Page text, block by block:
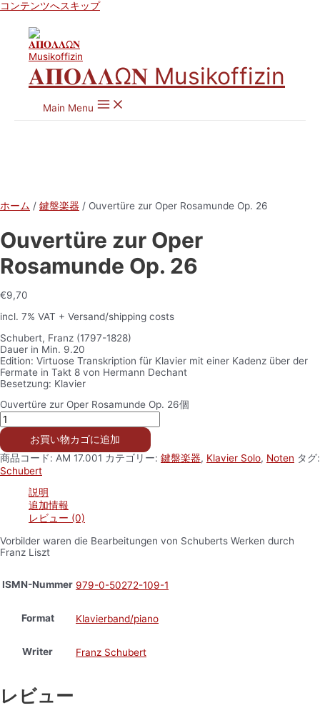
コンテンツへスキップ
𝚨𝚷𝚶𝚲𝚲Ω𝚴 Musikoffizin
Main Menu
ホーム / 鍵盤楽器 / Ouvertüre zur Oper Rosamunde Op. 26
Ouvertüre zur Oper
Rosamunde Op. 26
€9,70
incl. 7% VAT + Versand/shipping costs
Schubert, Franz (1797-1828)
Dauer in Min. 9.20
Edition: Virtuose Transkription für Klavier mit einer Kadenz über der
Fermate in Takt 8 von Hermann Dechant
Besetzung: Klavier
Ouvertüre zur Oper Rosamunde Op. 26個
お買い物カゴに追加
商品コード: AM 17.001 カテゴリー: 鍵盤楽器, Klavier Solo, Noten タグ:
Schubert
説明
追加情報
レビュー (0)
Vorbilder waren die Bearbeitungen von Schuberts Werken durch
Franz Liszt
ISMN-Nummer 979-0-50272-109-1
Format Klavierband/piano
Writer Franz Schubert
レビュー